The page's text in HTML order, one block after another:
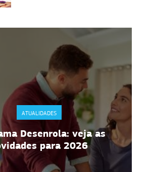
ATUALIDADES
Desenrola: veja as
para 2026